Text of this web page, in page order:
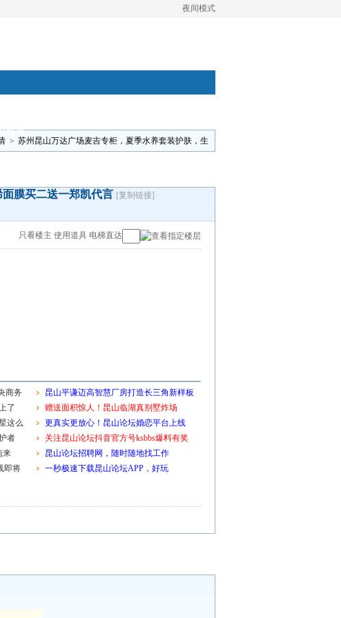
夜间模式
视窗
> 苏州昆山万达广场麦吉专柜，夏季水养套装护肤，生
膜买二送一郑凯代言 [复制链接]
只看楼主 使用道具 电梯直达
商务
了
这么
者
来
即将
昆山平谦迈高智慧厂房打造长三角新样板
赠送面积惊人！昆山临湖真别墅炸场
更真实更放心！昆山论坛婚恋平台上线
关注昆山论坛抖音官方号ksbbs爆料有奖
昆山论坛招聘网，随时随地找工作
一秒极速下载昆山论坛APP，好玩